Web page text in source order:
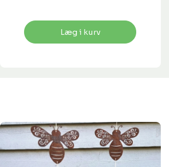
Læg i kurv